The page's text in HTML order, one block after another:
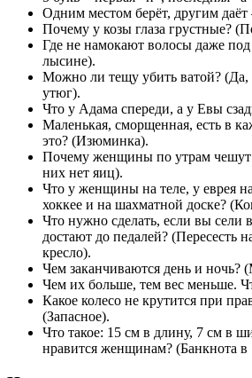
Одним местом берёт, другим даёт
Почему у козы глаза грустные?
Где не намокают волосы даже
лысине).
Можно ли тещу убить ватой? (Да,
утюг).
Что у Адама спереди, а у Евы
Маленькая, сморщенная, есть в
это? (Изюминка).
Почему женщины по утрам чешут
них нет яиц).
Что у женщины на теле, у еврея
хоккее и на шахматной доске?
Что нужно сделать, если вы сели
достают до педалей? (Пересесть
кресло).
Чем заканчиваются день и ночь?
Чем их больше, тем вес меньше.
Какое колесо не крутится при
(Запасное).
Что такое: 15 см в длину, 7 см в
нравится женщинам? (Банкнота в